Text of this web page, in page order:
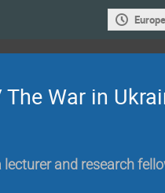
War in
and research